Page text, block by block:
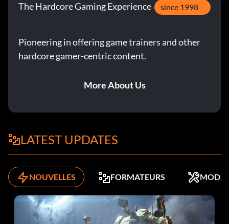
The Hardcore Gaming Experience since 1998
Pioneering in offering game trainers and other
hardcore gamer-centric content.
More About Us
LATEST UPDATES
NOUVELLES FORMATEURS MODS